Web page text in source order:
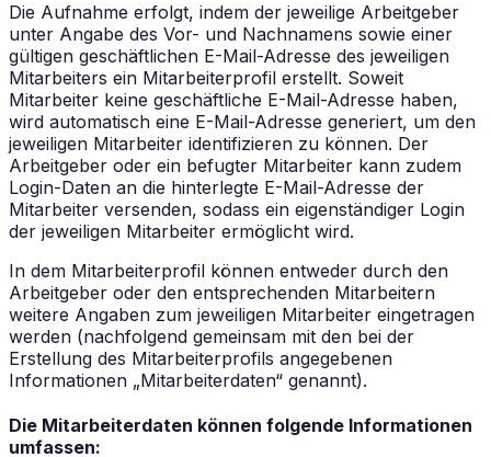
Die Aufnahme erfolgt, indem der jeweilige Arbeitgeber
unter Angabe des Vor- und Nachnamens sowie einer
gültigen geschäftlichen E-Mail-Adresse des jeweiligen
Mitarbeiters ein Mitarbeiterprofil erstellt. Soweit
Mitarbeiter keine geschäftliche E-Mail-Adresse haben,
wird automatisch eine E-Mail-Adresse generiert, um den
jeweiligen Mitarbeiter identifizieren zu können. Der
Arbeitgeber oder ein befugter Mitarbeiter kann zudem
Login-Daten an die hinterlegte E-Mail-Adresse der
Mitarbeiter versenden, sodass ein eigenständiger Login
der jeweiligen Mitarbeiter ermöglicht wird.
In dem Mitarbeiterprofil können entweder durch den
Arbeitgeber oder den entsprechenden Mitarbeitern
weitere Angaben zum jeweiligen Mitarbeiter eingetragen
werden (nachfolgend gemeinsam mit den bei der
Erstellung des Mitarbeiterprofils angegebenen
Informationen „Mitarbeiterdaten“ genannt).
Die Mitarbeiterdaten können folgende Informationen
umfassen: